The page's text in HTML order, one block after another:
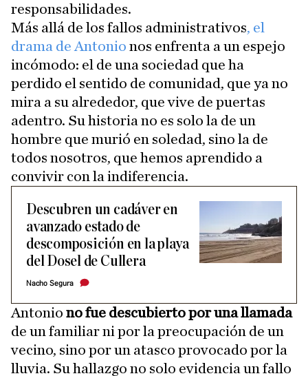
responsabilidades.
Más allá de los fallos administrativos, el
drama de Antonio nos enfrenta a un espejo
incómodo: el de una sociedad que ha
perdido el sentido de comunidad, que ya no
mira a su alrededor, que vive de puertas
adentro. Su historia no es solo la de un
hombre que murió en soledad, sino la de
todos nosotros, que hemos aprendido a
convivir con la indiferencia.
Descubren un cadáver en
avanzado estado de
descomposición en la playa
del Dosel de Cullera
Nacho Segura
Antonio no fue descubierto por una llamada
de un familiar ni por la preocupación de un
vecino, sino por un atasco provocado por la
lluvia. Su hallazgo no solo evidencia un fallo